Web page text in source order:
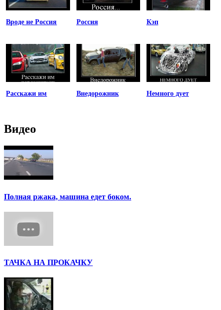
Вроде не Россия Россия Кэп
Расскажи им Внедорожник Немного дует
Видео
Полная ржака, машина едет боком.
ТАЧКА НА ПРОКАЧКУ